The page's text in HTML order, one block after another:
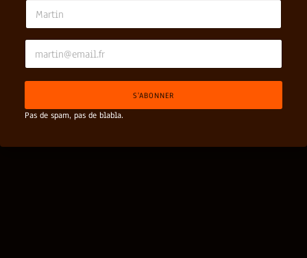
a
e
N
m
e
E
a
i
*
S'ABONNER
Pas de spam, pas de blabla.